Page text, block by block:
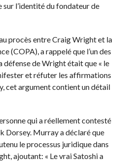
l’identité du fondateur de
procès entre Craig Wright et la
(COPA), a rappelé que l’un des
défense de Wright était que « le
et réfuter les affirmations
cet argument contient un détail
qui a réellement contesté
Murray a déclaré que
le processus juridique dans
ajoutant: « Le vrai Satoshi a